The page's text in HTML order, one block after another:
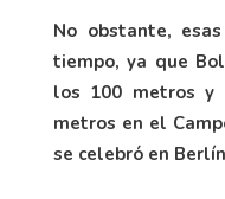
No obstante,
tiempo, ya que
los 100 metros y
metros en el
se celebró en